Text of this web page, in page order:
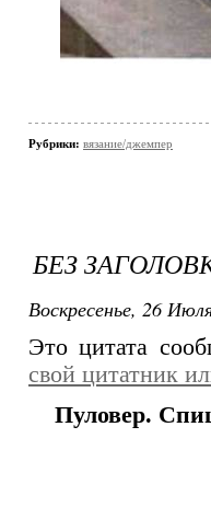
Рубрики: вязание/джемпер
БЕЗ
Воскресенье, 26
Это цитата
свой цитатник
Пуловер.